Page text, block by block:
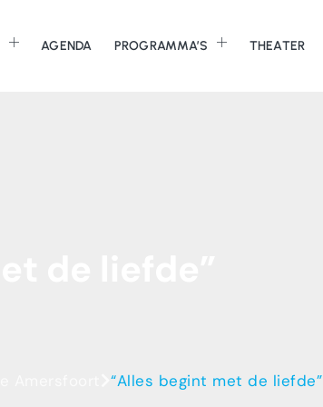
AGENDA PROGRAMMA’S THEATER
“Alles begint met de liefde”